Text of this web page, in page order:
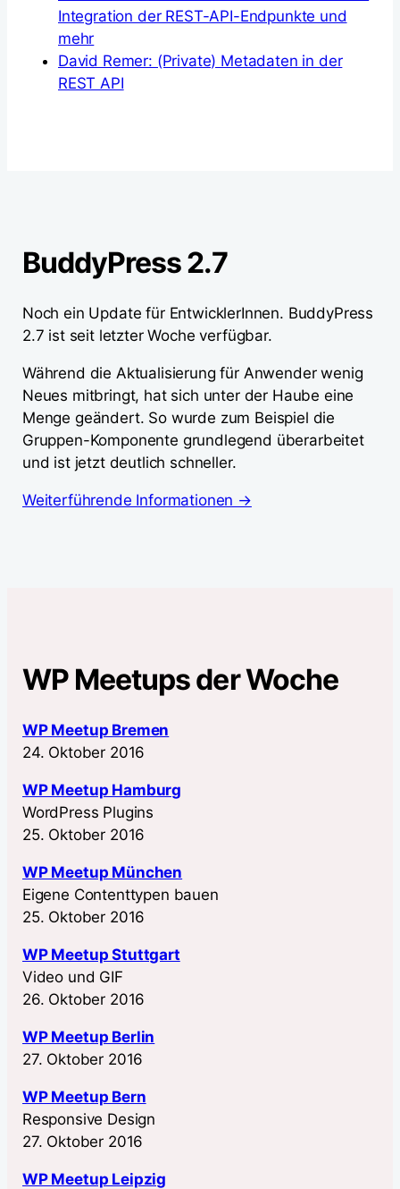
Integration der REST-API-Endpunkte und
mehr
David Remer: (Private) Metadaten in der
REST API
BuddyPress 2.7
Noch ein Update für EntwicklerInnen. BuddyPress
2.7 ist seit letzter Woche verfügbar.
Während die Aktualisierung für Anwender wenig
Neues mitbringt, hat sich unter der Haube eine
Menge geändert. So wurde zum Beispiel die
Gruppen-Komponente grundlegend überarbeitet
und ist jetzt deutlich schneller.
Weiterführende Informationen →
WP Meetups der Woche
WP Meetup Bremen
24. Oktober 2016
WP Meetup Hamburg
WordPress Plugins
25. Oktober 2016
WP Meetup München
Eigene Contenttypen bauen
25. Oktober 2016
WP Meetup Stuttgart
Video und GIF
26. Oktober 2016
WP Meetup Berlin
27. Oktober 2016
WP Meetup Bern
Responsive Design
27. Oktober 2016
WP Meetup Leipzig